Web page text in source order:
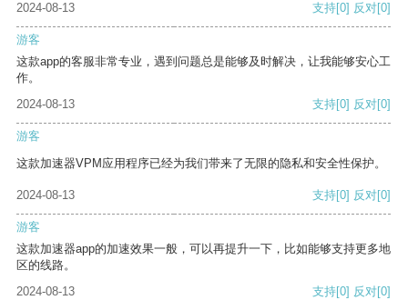
2024-08-13 支持[0] 反对[0]
游客
这款app的客服非常专业，遇到问题总是能够及时解决，让我能够安心工
作。
2024-08-13
支持[0] 反对[0]
游客
这款加速器VPM应用程序已经为我们带来了无限的隐私和安全性保护。
2024-08-13 支持[0] 反对[0]
游客
这款加速器app的加速效果一般，可以再提升一下，比如能够支持更多地
区的线路。
2024-08-13
支持[0] 反对[0]